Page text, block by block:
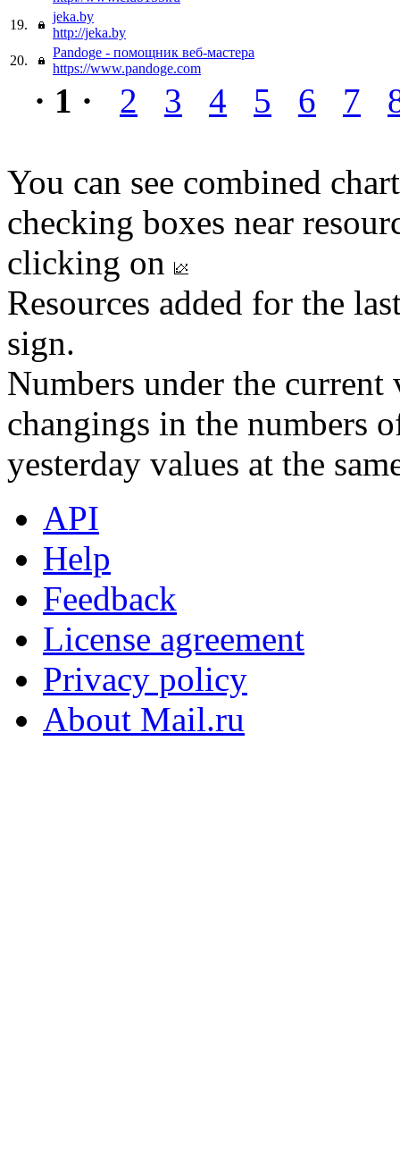
19.
jeka.by
http://jeka.by
20.
Pandoge - помощник веб-мастера
https://www.pandoge.com
· 1 · 2 3 4 5 6 7
You can see combined
checking boxes near
clicking on
Resources added for the
sign.
Numbers under the
changings in the numbers
yesterday values at the
API
Help
Feedback
License agreement
Privacy policy
About Mail.ru